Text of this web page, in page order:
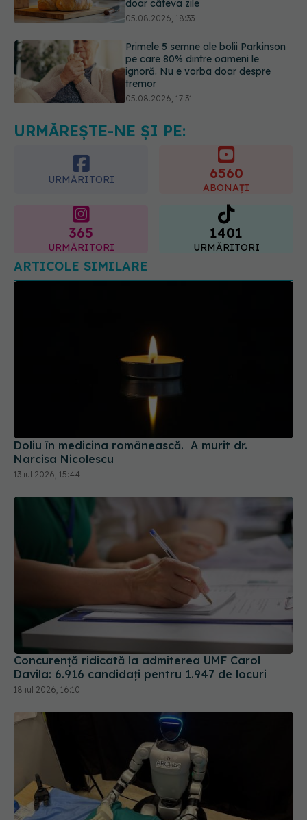
ignoră. Nu e vorba doar despre
05.08.2026, 17:31
Gabriela Cristea, manifest pentru
fiecăruia spune o poveste
URMĂREȘTE-NE ȘI PE:
URMĂRITORI 6560
ABONAȚI
365
URMĂRITORI
1401
URMĂRITORI
ARTICOLE SIMILARE
Doliu în medicina românească. A murit dr.
Narcisa Nicolescu
13 iul 2026, 15:44
Concurență ridicată la admiterea UMF Carol
Davila: 6.916 candidați pentru 1.947 de locuri
18 iul 2026, 16:10